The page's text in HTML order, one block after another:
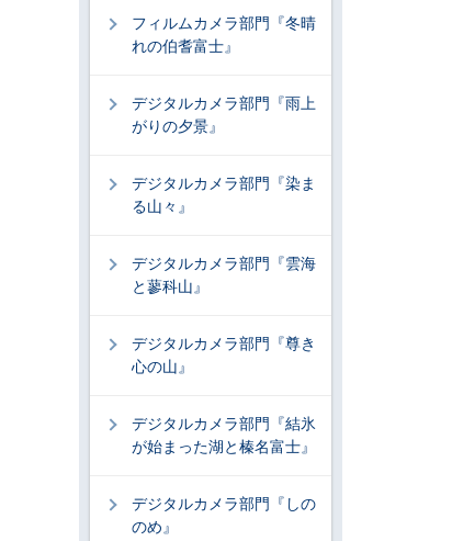
フィルムカメラ部門『冬晴
れの伯耆富士』
デジタルカメラ部門『雨上
がりの夕景』
デジタルカメラ部門『染ま
る山々』
デジタルカメラ部門『雲海
と蓼科山』
デジタルカメラ部門『尊き
心の山』
デジタルカメラ部門『結氷
が始まった湖と榛名富士』
デジタルカメラ部門『しの
のめ』